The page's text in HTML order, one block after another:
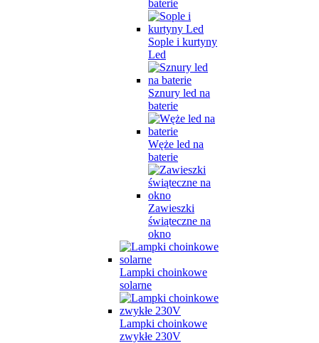
baterie
Sople i kurtyny
Led
Sznury led na
baterie
Węże led na
baterie
Zawieszki
świąteczne na
okno
Lampki choinkowe
solarne
Lampki choinkowe
zwykłe 230V